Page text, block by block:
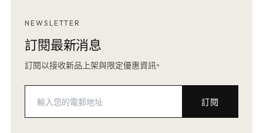
NEWSLETTER
訂閱最新消息
訂閱以接收新品上架與限定優惠資訊。
訂閱